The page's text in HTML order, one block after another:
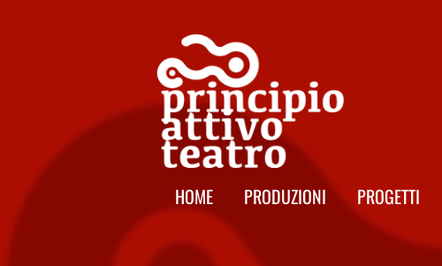
HOME PRODUZIONI PROGETTI